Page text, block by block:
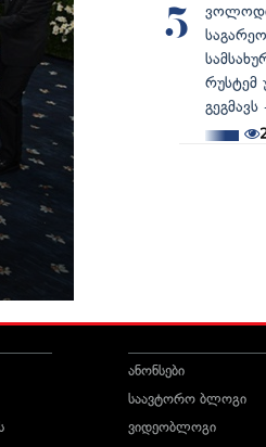
5
რუსტემ
ანონსები
საავტორო ბლოგი
ვიდეობლოგი